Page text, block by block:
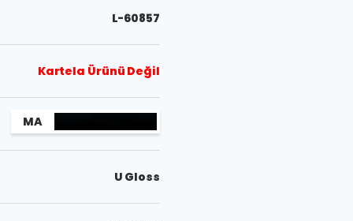
L-60857
Kartela Ürünü Değil
MA
U Gloss